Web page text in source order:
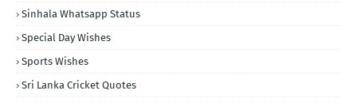
Sinhala Whatsapp Status
Special Day Wishes
Sports Wishes
Sri Lanka Cricket Quotes